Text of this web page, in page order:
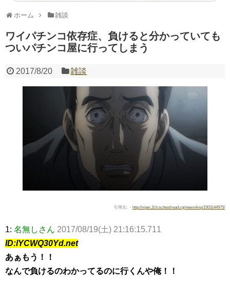
無職のパチンコカス(22)なんやが、ワイの人生どれくら
AngelBeats!とかいうクソアニメの思い出ｗｗｗ
ホーム 雑談
ワイパチンコ依存症、負けると分かっていても
ついパチンコ屋に行ってしまう
2017/8/20 雑談
引用元: ・ http://viper.2ch.sc/test/read.cgi/news4vip/1503144975/
1: 名無しさん 2017/08/19(土) 21:16:15.711
ID:lYCWQ30Yd.net
あぁもう！！
なんで負けるのわかってるのに行くんや俺！！